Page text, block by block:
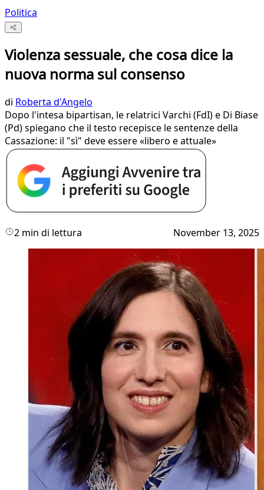
Politica
Violenza sessuale, che cosa dice la
nuova norma sul consenso
di Roberta d'Angelo
Dopo l'intesa bipartisan, le relatrici Varchi (FdI) e Di Biase
(Pd) spiegano che il testo recepisce le sentenze della
Cassazione: il "sì" deve essere «libero e attuale»
2 min di lettura November 13, 2025